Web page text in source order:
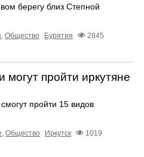
берегу близ Степной
, Общество Бурятия
2845
могут пройти иркутяне
пройти 15 видов
, Общество Иркутск
1019